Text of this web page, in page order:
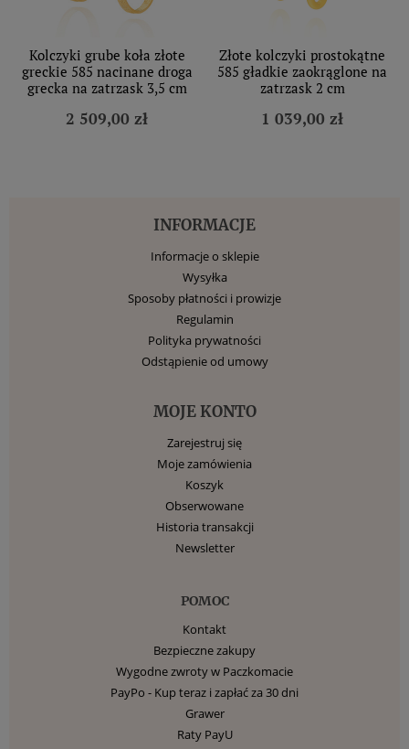
Kolczyki grube koła złote
greckie 585 nacinane droga
grecka na zatrzask 3,5 cm
2 509,00 zł
Złote kolczyki prostokątne
585 gładkie zaokrąglone na
zatrzask 2 cm
1 039,00 zł
INFORMACJE
Informacje o sklepie
Wysyłka
Sposoby płatności i prowizje
Regulamin
Polityka prywatności
Odstąpienie od umowy
MOJE KONTO
Zarejestruj się
Moje zamówienia
Koszyk
Obserwowane
Historia transakcji
Newsletter
POMOC
Kontakt
Bezpieczne zakupy
Wygodne zwroty w Paczkomacie
PayPo - Kup teraz i zapłać za 30 dni
Grawer
Raty PayU